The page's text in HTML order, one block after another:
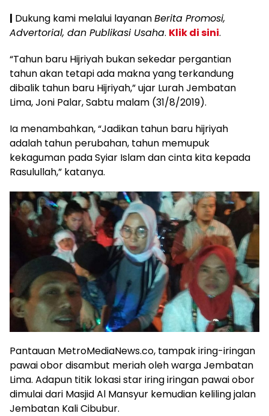
| Dukung kami melalui layananBerita Promosi,
Advertorial, dan Publikasi Usaha. Klik di sini.
“Tahun baru Hijriyah bukan sekedar pergantian
tahun akan tetapi ada makna yang terkandung
dibalik tahun baru Hijriyah,” ujar Lurah Jembatan
Lima, Joni Palar, Sabtu malam (31/8/2019).
Ia menambahkan, “Jadikan tahun baru hijriyah
adalah tahun perubahan, tahun memupuk
kekaguman pada Syiar Islam dan cinta kita kepada
Rasulullah,” katanya.
Pantauan MetroMediaNews.co, tampak iring-iringan
pawai obor disambut meriah oleh warga Jembatan
Lima. Adapun titik lokasi star iring iringan pawai obor
dimulai dari Masjid Al Mansyur kemudian keliling jalan
Jembatan Kali Cibubur.